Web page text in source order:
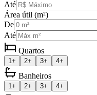
Até
Área útil (m²)
De
Até
Quartos
1+ 2+ 3+ 4+
Banheiros
1+ 2+ 3+ 4+